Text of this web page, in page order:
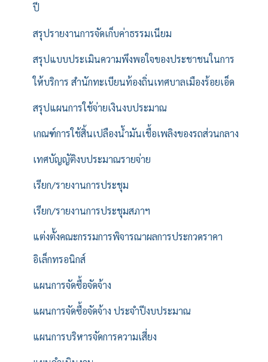
ปี
สรุปรายงานการจัดเก็บค่าธรรมเนียม
สรุปแบบประเมินความพึงพอใจของประชาชนในการ
ให้บริการ สำนักทะเบียนท้องถิ่นเทศบาลเมืองร้อยเอ็ด
สรุปแผนการใช้จ่ายเงินงบประมาณ
เกณฑ์การใช้สิ้นเปลืองน้ำมันเชื้อเพลิงของรถส่วนกลาง
เทศบัญญัติงบประมาณรายจ่าย
เรียก/รายงานการประชุม
เรียก/รายงานการประชุมสภาฯ
แต่งตั้งคณะกรรมการพิจารณาผลการประกวดราคา
อิเล็กทรอนิกส์
แผนการจัดซื้อจัดจ้าง
แผนการจัดซื้อจัดจ้าง ประจำปีงบประมาณ
แผนการบริหารจัดการความเสี่ยง